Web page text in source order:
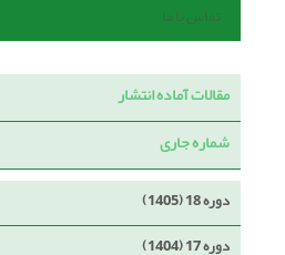
تماس با ما
مقالات آماده انتشار
شماره جاری
دوره 18 (1405)
دوره 17 (1404)